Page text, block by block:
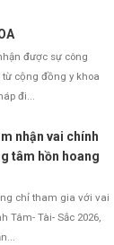
được sự công
cộng đồng y khoa
đi...
nhận vai chính
tâm hồn hoang
chỉ tham gia với vai
Tâm- Tài- Sắc 2026,